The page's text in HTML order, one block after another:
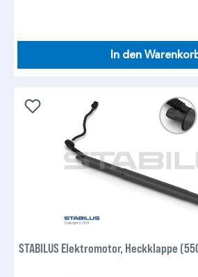
In den
STABILUS Elektromotor, Heckklappe